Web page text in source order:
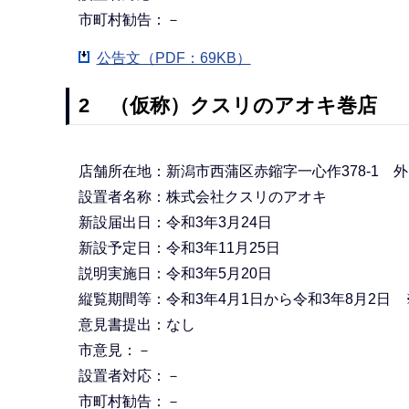
市町村勧告：－
公告文（PDF：69KB）
2 （仮称）クスリのアオキ巻店
店舗所在地：新潟市西蒲区赤鏥字一心作378-1 外
設置者名称：株式会社クスリのアオキ
新設届出日：令和3年3月24日
新設予定日：令和3年11月25日
説明実施日：令和3年5月20日
縦覧期間等：令和3年4月1日から令和3年8月2日
意見書提出：なし
市意見：－
設置者対応：－
市町村勧告：－